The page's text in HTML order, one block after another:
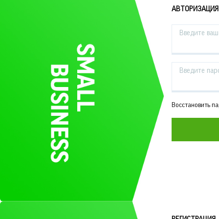
АВТОРИЗАЦИЯ
Введите
Введите
Восстановить